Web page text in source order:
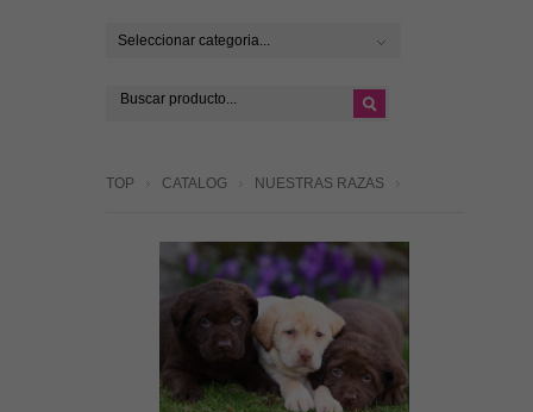
Seleccionar categoria...
TOP CATALOG NUESTRAS RAZAS